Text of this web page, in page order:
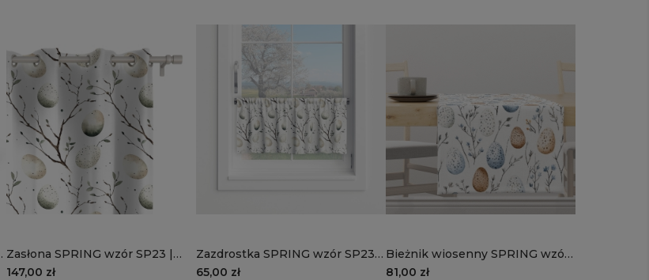
Zasłona SPRING wzór SP23 |
pisanki
147,00 zł
Zazdrostka SPRING wzór SP23 |
pisanki
65,00 zł
Bieżnik wiosenny SPRING wzór
SP22 | kolorowe pisanki
81,00 zł